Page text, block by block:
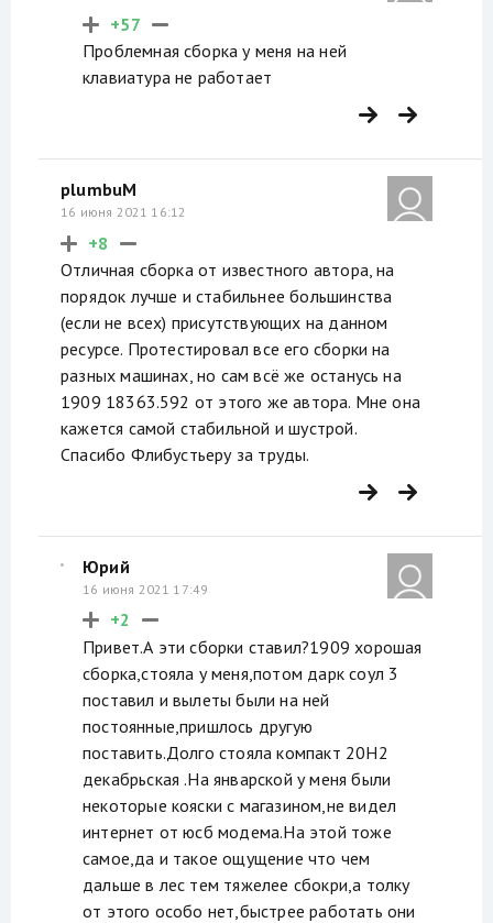
+57
Проблемная сборка у меня на ней
клавиатура не работает
plumbuM
16 июня 2021 16:12
+8
Отличная сборка от известного автора, на
порядок лучше и стабильнее большинства
(если не всех) присутствующих на данном
ресурсе. Протестировал все его сборки на
разных машинах, но сам всё же останусь на
1909 18363.592 от этого же автора. Мне она
кажется самой стабильной и шустрой.
Спасибо Флибустьеру за труды.
Юрий
16 июня 2021 17:49
+2
Привет.А эти сборки ставил?1909 хорошая
сборка,стояла у меня,потом дарк соул 3
поставил и вылеты были на ней
постоянные,пришлось другую
поставить.Долго стояла компакт 20H2
декабрьская .На январской у меня были
некоторые кояски с магазином,не видел
интернет от юсб модема.На этой тоже
самое,да и такое ощущение что чем
дальше в лес тем тяжелее сбокри,а толку
от этого особо нет,быстрее работать они